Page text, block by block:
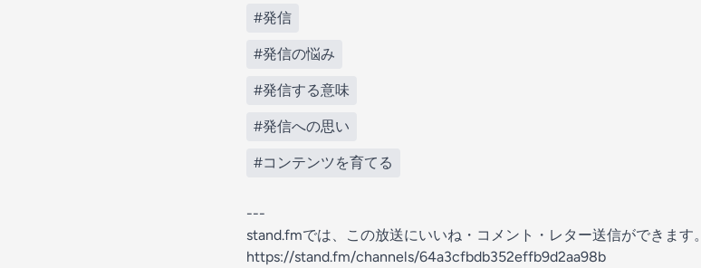
#発信
#発信の悩み
#発信する意味
#発信への思い
#コンテンツを育てる
---
stand.fmでは、この放送にいいね・コメント・レター送信ができます。
https://stand.fm/channels/64a3cfbdb352effb9d2aa98b